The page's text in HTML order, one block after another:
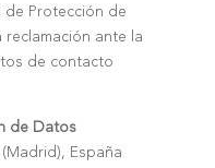
Protección de
ante la
de contacto
de Datos
España